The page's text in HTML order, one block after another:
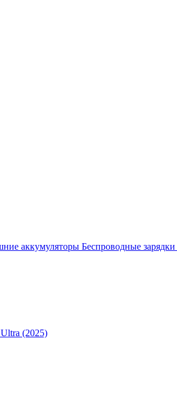
аккумуляторы Беспроводные зарядки
(2025)